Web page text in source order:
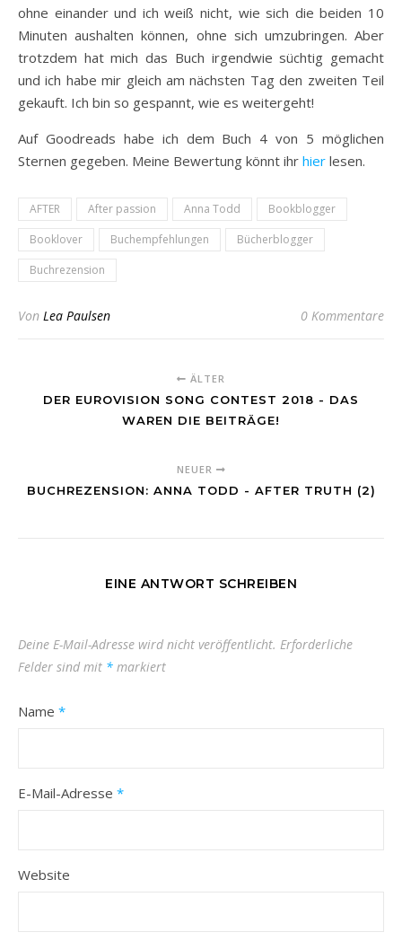
ohne einander und ich weiß nicht, wie sich die beiden 10
Minuten aushalten können, ohne sich umzubringen. Aber
trotzdem hat mich das Buch irgendwie süchtig gemacht
und ich habe mir gleich am nächsten Tag den zweiten Teil
gekauft. Ich bin so gespannt, wie es weitergeht!
Auf Goodreads habe ich dem Buch 4 von 5 möglichen
Sternen gegeben. Meine Bewertung könnt ihr hier lesen.
AFTER After passion Anna Todd
Bookblogger
Booklover
Buchempfehlungen
Bücherblogger
Buchrezension
Von Lea Paulsen 0 Kommentare
ÄLTER
DER EUROVISION SONG CONTEST 2018 - DAS
WAREN DIE BEITRÄGE!
NEUER
BUCHREZENSION: ANNA TODD - AFTER TRUTH (2)
EINE ANTWORT SCHREIBEN
Deine E-Mail-Adresse wird nicht veröffentlicht. Erforderliche
Felder sind mit * markiert
Name *
E-Mail-Adresse *
Website